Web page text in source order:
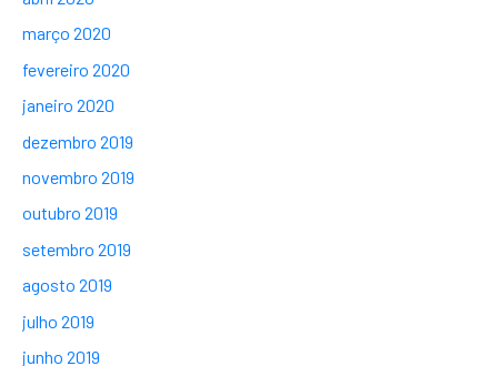
março 2020
fevereiro 2020
janeiro 2020
dezembro 2019
novembro 2019
outubro 2019
setembro 2019
agosto 2019
julho 2019
junho 2019